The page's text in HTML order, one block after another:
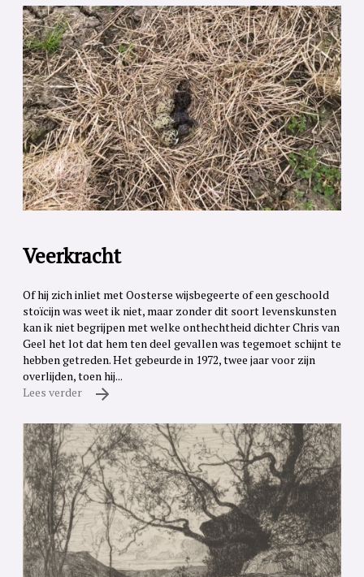
Veerkracht
Of hij zich inliet met Oosterse wijsbegeerte of een geschoold
stoïcijn was weet ik niet, maar zonder dit soort levenskunsten
kan ik niet begrijpen met welke onthechtheid dichter Chris van
Geel het lot dat hem ten deel gevallen was tegemoet schijnt te
hebben getreden. Het gebeurde in 1972, twee jaar voor zijn
overlijden, toen hij...
Lees verder